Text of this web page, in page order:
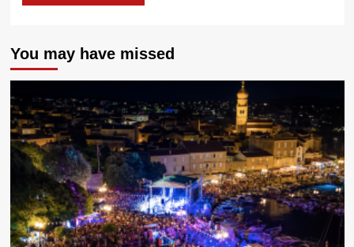
You may have missed